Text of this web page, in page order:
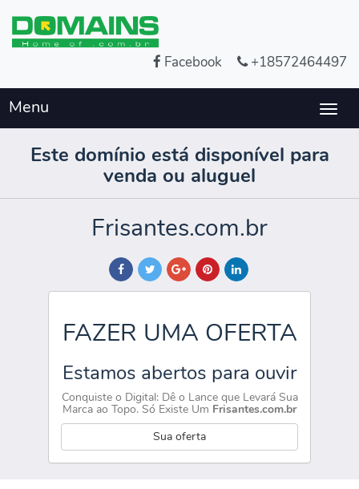
Facebook +18572464497
Menu
Este domínio está disponível para
venda ou aluguel
Frisantes.com.br
FAZER UMA OFERTA
Estamos abertos para ouvir
Conquiste o Digital: Dê o Lance que Levará Sua
Marca ao Topo. Só Existe Um Frisantes.com.br
Sua oferta